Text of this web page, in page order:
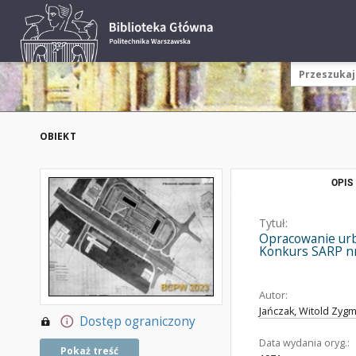
OBIEKT
Dostęp ograniczony
Pokaż treść
OPIS
Tytuł:
Opracowanie
Konkurs SARP
Autor:
Jańczak, Witold
Data wydania oryg.: